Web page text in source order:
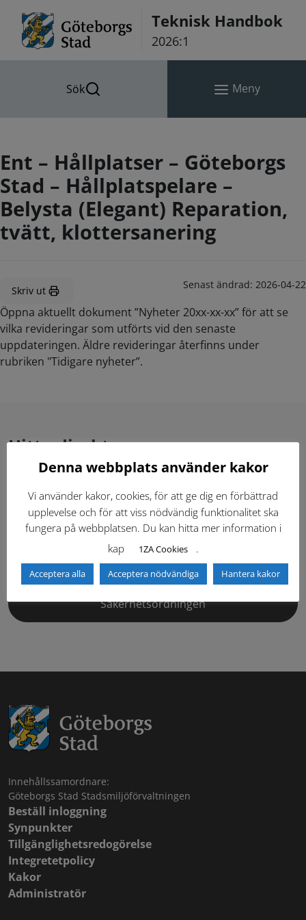
Teknisk Handbok
2026:1
Sök Meny
Ent – Hållplatser – Göteborgs
Stad – Hållplatspelare –
Belysta (Elegant) Reparation,
tvätt, klottersanering
Skriv ut Senast ändrad: 2026-04-22
Öppna aktuellt dokument ”Nyheter 20xx-xx-xx” för att se
vilka revideringar som utförts vid den senaste
uppdateringen. Äldre revideringar återfinns under
rubriken "Tidigare nyheter”.
Hitta direkt
Gällande standardritningar (Dwg och pdf)
Dokumentbibliotek Kontaktlista
Tidigare versioner Nyheter
Säkerhetsordningen
Innehållssamordnare:
Göteborgs Stad Stadsmiljöförvaltningen
Beställ inloggning
Synpunkter
Tillgänglighetsredogörelse
Integretetpolicy
Kakor
Administratör
Denna webbplats använder kakor
Vi använder kakor, cookies, för att ge dig en förbättrad
upplevelse och för att viss nödvändig funktionalitet ska
fungera på webbplatsen. Du kan hitta mer information i
kap
1ZA Cookies .
Acceptera alla Acceptera nödvändiga Hantera kakor